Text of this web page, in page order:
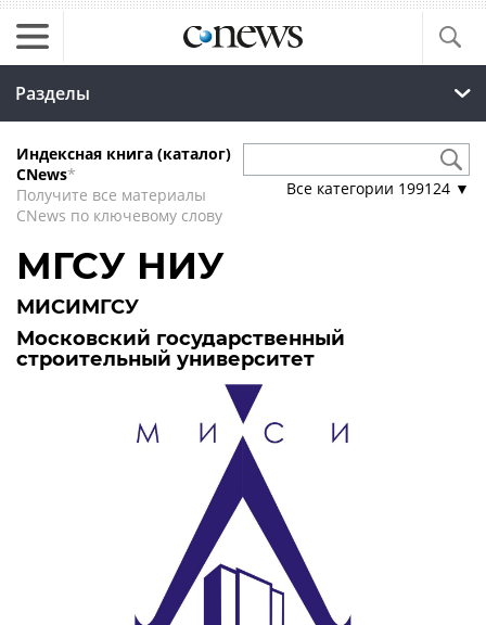
Разделы
Индексная книга (каталог)
CNews*
Получите все материалы
CNews по ключевому слову
Все категории 199124 ▼
МГСУ НИУ
МИСИМГСУ
Московский государственный
строительный университет